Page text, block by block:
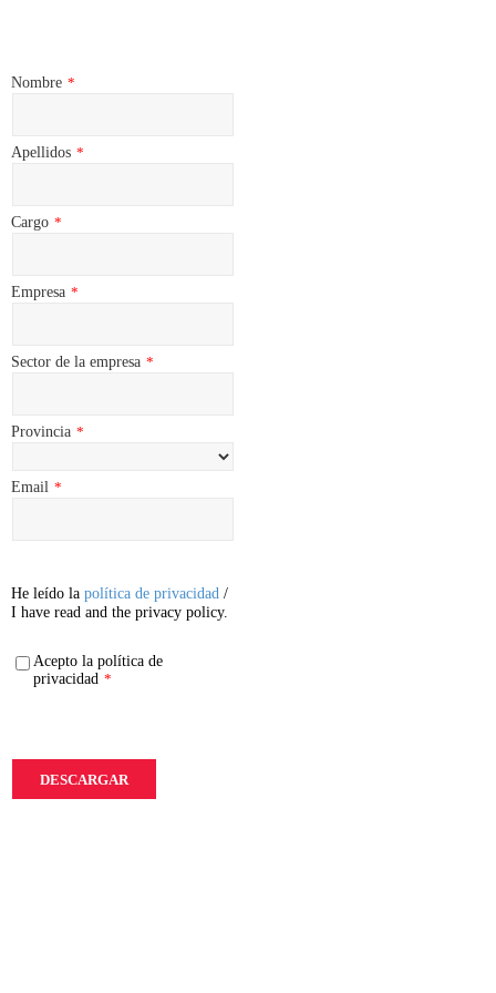
Nombre *
Apellidos *
Cargo *
Empresa *
Sector de la empresa *
Provincia *
Email *
He leído la política de privacidad /
I have read and the privacy policy.
Acepto la política de
privacidad *